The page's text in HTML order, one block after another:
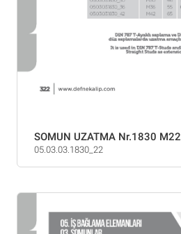
SOMUN UZATMA Nr.1830 M22
05.03.03.1830_22